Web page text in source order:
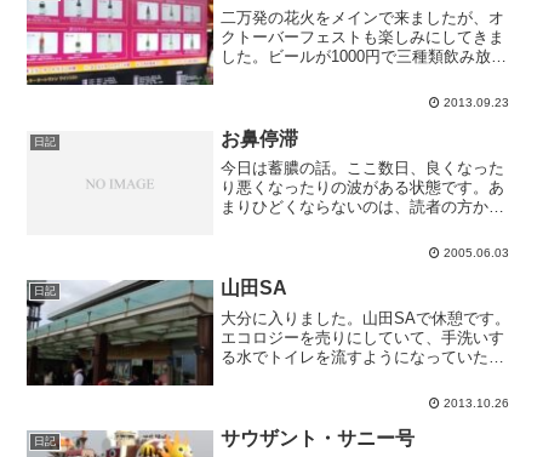
二万発の花火をメインで来ましたが、オ
クトーバーフェストも楽しみにしてきま
した。ビールが1000円で三種類飲み放題
ことにして準備万端でしたが、どうも私
（ビール飲むと高確率...
2013.09.23
日記 お鼻停滞
今日は蓄膿の話。ここ数日、良くなった
り悪くなったりの波がある状態です。あ
まりひどくならないのは、読者の方から
ません。お茶をよく飲むとかなりいいで
ずれにしても治りはしない...
2005.06.03
日記 山田SA
大分に入りました。山田SAで休憩です。
エコロジーを売りにしていて、手洗いす
る水でトイレを流すようになっていたり
モノノフパーカーを何人か見かけまし
2013.10.26
日記 サウザント・サニー号